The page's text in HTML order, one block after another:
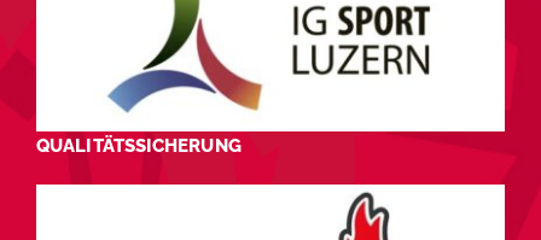
QUALITÄTSSICHERUNG